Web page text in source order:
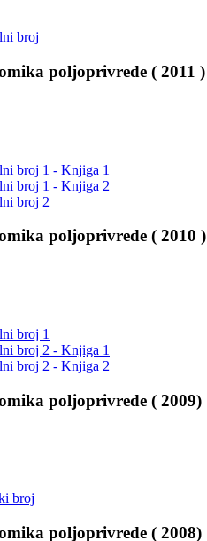
broj
poljoprivrede ( 2011 )
broj 1 - Knjiga 1
broj 1 - Knjiga 2
broj 2
poljoprivrede ( 2010 )
broj 1
broj 2 - Knjiga 1
broj 2 - Knjiga 2
poljoprivrede ( 2009)
broj
poljoprivrede ( 2008)